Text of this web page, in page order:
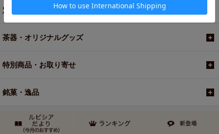
定期便
茶器・オリジナルグッズ
特別商品・お取り寄せ
銘菓・逸品